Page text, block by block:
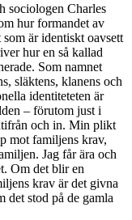
sociologen Charles
hur formandet av
är identiskt oavsett
hur en så kallad
Som namnet
släktens, klanens och
identiteteten är
– förutom just i
och in. Min plikt
mot familjens krav,
Jag får ära och
Om det blir en
krav är det givna
det stod på de gamla